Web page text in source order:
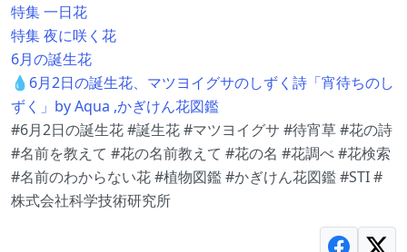
特集 一日花
特集 夜に咲く花
6月の誕生花
💧6月2日の誕生花、マツヨイグサのしずく詩「宵待ちのし
ずく」by Aqua ,かぎけん花図鑑
#6月2日の誕生花 #誕生花 #マツヨイグサ #待宵草 #花の詩
#名前を教えて #花の名前教えて #花の名 #花調べ #花検索
#名前のわからない花 #植物図鑑 #かぎけん花図鑑 #STI #
株式会社科学技術研究所